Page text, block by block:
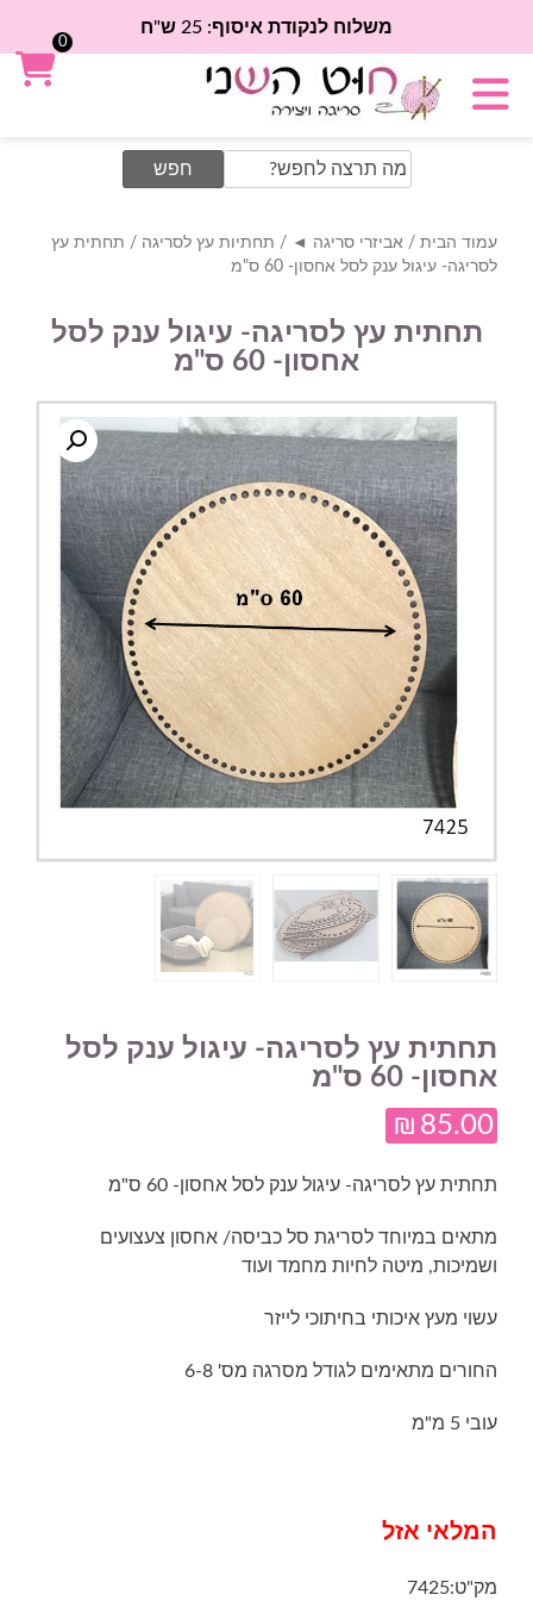
משלוח לנקודת איסוף: 25 ש"ח
Search
for:
עמוד הבית / אביזרי סריגה ◄ / תחתיות עץ לסריגה / תחתית עץ
לסריגה- עיגול ענק לסל אחסון- 60 ס"מ
תחתית עץ לסריגה- עיגול ענק לסל
אחסון- 60 ס"מ
תחתית עץ לסריגה- עיגול ענק לסל
אחסון- 60 ס"מ
₪ 85.00
תחתית עץ לסריגה- עיגול ענק לסל אחסון- 60 ס"מ
מתאים במיוחד לסריגת סל כביסה/ אחסון צעצועים
ושמיכות, מיטה לחיות מחמד ועוד
עשוי מעץ איכותי בחיתוכי לייזר
החורים מתאימים לגודל מסרגה מס' 6-8
עובי 5 מ"מ
המלאי אזל
מק"ט:7425
0